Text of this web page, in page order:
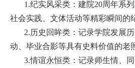
构
1.纪实风采类：建院20周年系
社会实践、文体活动等精彩瞬间的
2.历史回眸类：记录学院发展
动、毕业合影等具有史料价值的老
3.情谊永恒类：记录师生情、